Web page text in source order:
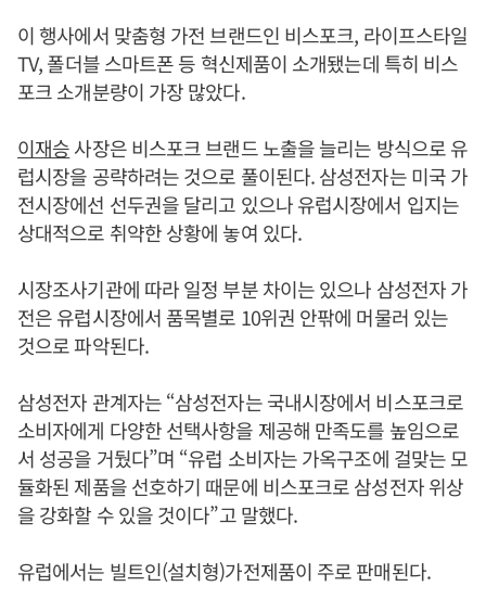
이 행사에서 맞춤형 가전 브랜드인 비스포크, 라이프스타일
TV, 폴더블 스마트폰 등 혁신제품이 소개됐는데 특히 비스
포크 소개분량이 가장 많았다.
이재승사장은 비스포크 브랜드 노출을 늘리는 방식으로 유
럽시장을 공략하려는 것으로 풀이된다. 삼성전자는 미국 가
전시장에선 선두권을 달리고 있으나 유럽시장에서 입지는
상대적으로 취약한 상황에 놓여 있다.
시장조사기관에 따라 일정 부분 차이는 있으나 삼성전자 가
전은 유럽시장에서 품목별로 10위권 안팎에 머물러 있는
것으로 파악된다.
삼성전자 관계자는 “삼성전자는 국내시장에서 비스포크로
소비자에게 다양한 선택사항을 제공해 만족도를 높임으로
서 성공을 거뒀다”며 “유럽 소비자는 가옥구조에 걸맞는 모
듈화된 제품을 선호하기 때문에 비스포크로 삼성전자 위상
을 강화할 수 있을 것이다”고 말했다.
유럽에서는 빌트인(설치형)가전제품이 주로 판매된다.